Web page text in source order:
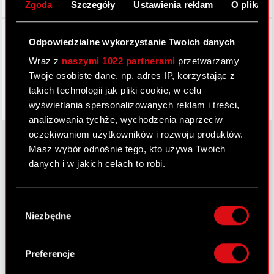
Zgoda Szczegóły Ustawienia reklam O
Odpowiedzialne wykorzystanie Twoich danych
Wraz z naszymi 1022 partnerami przetwarzamy
Twoje osobiste dane, np. adres IP, korzystając z
takich technologii jak pliki cookie, w celu
wyświetlania spersonalizowanych reklam i treści,
analizowania tychże, wychodzenia naprzeciw
oczekiwaniom użytkowników i rozwoju produktów.
Masz wybór odnośnie tego, kto używa Twoich
danych i w jakich celach to robi.
lokalizacji geograficznej z dokładnością nawet
Identyfikować Twoje urządzenie, aktywnie
analizując charakteryzującego je zbiory
zgody
Niezbędne
Preferencje
O CD PROJEKT
Nasz biznes